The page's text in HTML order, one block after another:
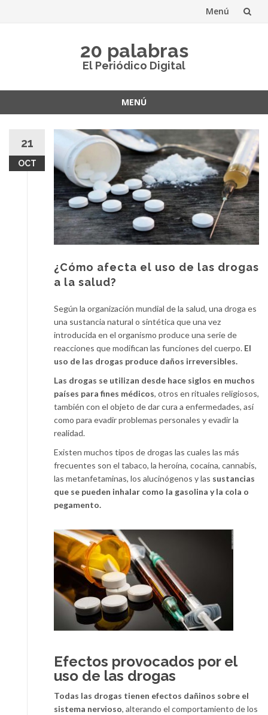
Menú
20 palabras
El Periódico Digital
MENÚ
contenido
21
OCT
¿Cómo afecta el uso de las drogas
a la salud?
Según la organización mundial de la salud, una droga es
una sustancia natural o sintética que una vez
introducida en el organismo produce una serie de
reacciones que modifican las funciones del cuerpo. El
uso de las drogas produce daños irreversibles.
Las drogas se utilizan desde hace siglos en muchos
países para fines médicos, otros en rituales religiosos,
también con el objeto de dar cura a enfermedades, así
como para evadir problemas personales y evadir la
realidad.
Existen muchos tipos de drogas las cuales las más
frecuentes son el tabaco, la heroína, cocaína, cannabis,
las metanfetaminas, los alucinógenos y las sustancias
que se pueden inhalar como la gasolina y la cola o
pegamento.
Efectos provocados por el
uso de las drogas
Todas las drogas tienen efectos dañinos sobre el
sistema nervioso, alterando el comportamiento de los